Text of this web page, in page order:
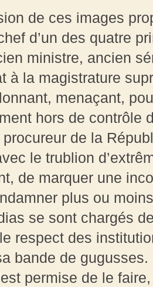
de ces images
d’un des quatre
ministre, ancien
à la magistrature
menaçant,
hors de contrôle
de la
le trublion
de marquer une
plus ou
se sont chargés
respect des
bande de
permise de le